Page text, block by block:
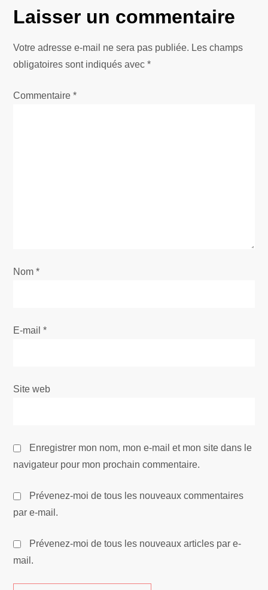
a
t
a
t
c
e
Laisser un commentaire
Votre adresse e-mail ne sera pas publiée. Les champs
obligatoires sont indiqués avec*
Commentaire*
Nom*
E-mail*
Site web
Enregistrer mon nom, mon e-mail et mon site dans le
navigateur pour mon prochain commentaire.
Prévenez-moi de tous les nouveaux commentaires
par e-mail.
Prévenez-moi de tous les nouveaux articles par e-
mail.